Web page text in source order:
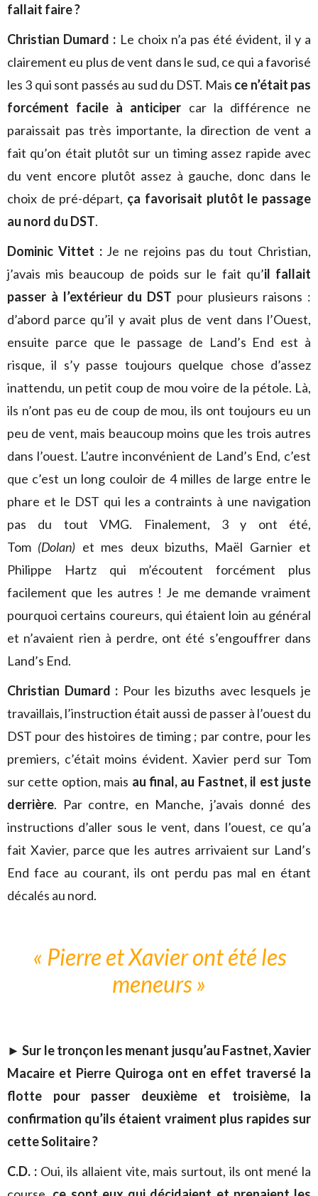
fallait faire ?
Christian Dumard : Le choix n’a pas été évident, il y a
clairement eu plus de vent dans le sud, ce qui a favorisé
les 3 qui sont passés au sud du DST. Mais ce n’était pas
forcément facile à anticiper car la différence ne
paraissait pas très importante, la direction de vent a
fait qu’on était plutôt sur un timing assez rapide avec
du vent encore plutôt assez à gauche, donc dans le
choix de pré-départ, ça favorisait plutôt le passage
au nord du DST.
Dominic Vittet : Je ne rejoins pas du tout Christian,
j’avais mis beaucoup de poids sur le fait qu’il fallait
passer à l’extérieur du DST pour plusieurs raisons :
d’abord parce qu’il y avait plus de vent dans l’Ouest,
ensuite parce que le passage de Land’s End est à
risque, il s’y passe toujours quelque chose d’assez
inattendu, un petit coup de mou voire de la pétole. Là,
ils n’ont pas eu de coup de mou, ils ont toujours eu un
peu de vent, mais beaucoup moins que les trois autres
dans l’ouest. L’autre inconvénient de Land’s End, c’est
que c’est un long couloir de 4 milles de large entre le
phare et le DST qui les a contraints à une navigation
pas du tout VMG. Finalement, 3 y ont été,
Tom (Dolan) et mes deux bizuths, Maël Garnier et
Philippe Hartz qui m’écoutent forcément plus
facilement que les autres ! Je me demande vraiment
pourquoi certains coureurs, qui étaient loin au général
et n’avaient rien à perdre, ont été s’engouffrer dans
Land’s End.
Christian Dumard : Pour les bizuths avec lesquels je
travaillais, l’instruction était aussi de passer à l’ouest du
DST pour des histoires de timing ; par contre, pour les
premiers, c’était moins évident. Xavier perd sur Tom
sur cette option, mais au final, au Fastnet, il est juste
derrière. Par contre, en Manche, j’avais donné des
instructions d’aller sous le vent, dans l’ouest, ce qu’a
fait Xavier, parce que les autres arrivaient sur Land’s
End face au courant, ils ont perdu pas mal en étant
décalés au nord.
« Pierre et Xavier ont été les
meneurs »
► Sur le tronçon les menant jusqu’au Fastnet, Xavier
Macaire et Pierre Quiroga ont en effet traversé la
flotte pour passer deuxième et troisième, la
confirmation qu’ils étaient vraiment plus rapides sur
cette Solitaire ?
C.D. :Oui, ils allaient vite, mais surtout, ils ont mené la